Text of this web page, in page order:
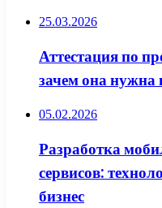
25.03.2026
Аттестация по
зачем она нужна
05.02.2026
Разработка
сервисов:
бизнес